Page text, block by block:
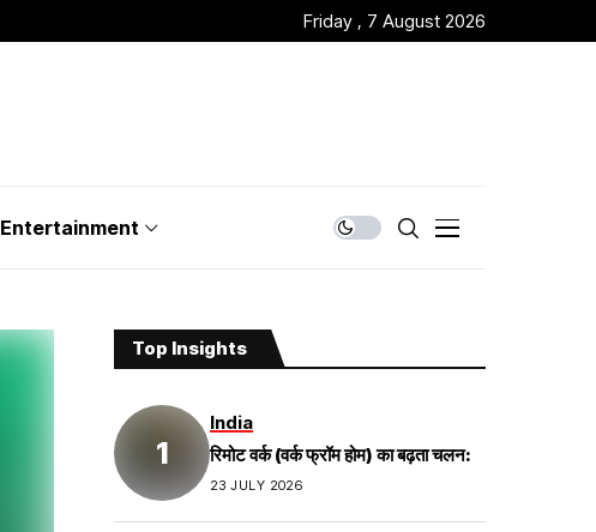
Friday , 7 August 2026
Entertainment
Top Insights
India
रिमोट वर्क (वर्क फ्रॉम होम) का बढ़ता चलन:
23 JULY 2026